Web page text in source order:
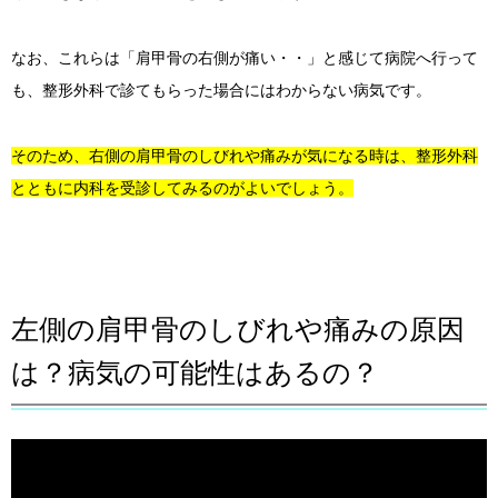
なお、これらは「肩甲骨の右側が痛い・・」と感じて病院へ行って
も、整形外科で診てもらった場合にはわからない病気です。
そのため、右側の肩甲骨のしびれや痛みが気になる時は、整形外科
とともに内科を受診してみるのがよいでしょう。
左側の肩甲骨のしびれや痛みの原因
は？病気の可能性はあるの？